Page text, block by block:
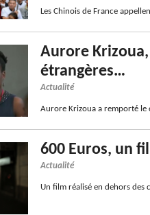
Les Chinois de France
Aurore
étrangères…
Actualité
Aurore Krizoua a remporté le
600 Euros, un
Actualité
Un film réalisé en dehors des